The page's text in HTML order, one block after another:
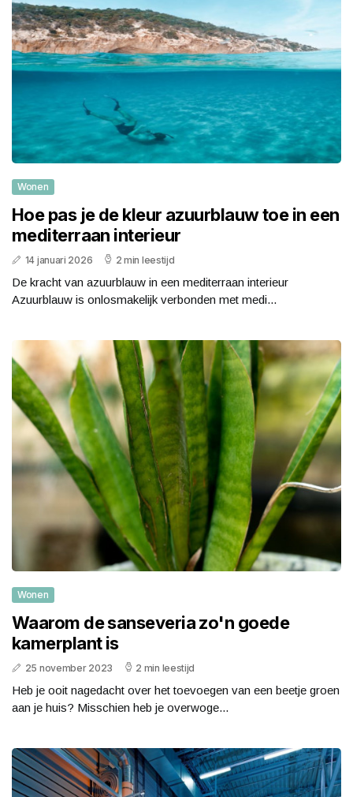
Wonen
Hoe pas je de kleur azuurblauw toe in een
mediterraan interieur
14 januari 2026 2 min leestijd
De kracht van azuurblauw in een mediterraan interieur
Azuurblauw is onlosmakelijk verbonden met medi...
Wonen
Waarom de sanseveria zo'n goede
kamerplant is
25 november 2023 2 min leestijd
Heb je ooit nagedacht over het toevoegen van een beetje groen
aan je huis? Misschien heb je overwoge...